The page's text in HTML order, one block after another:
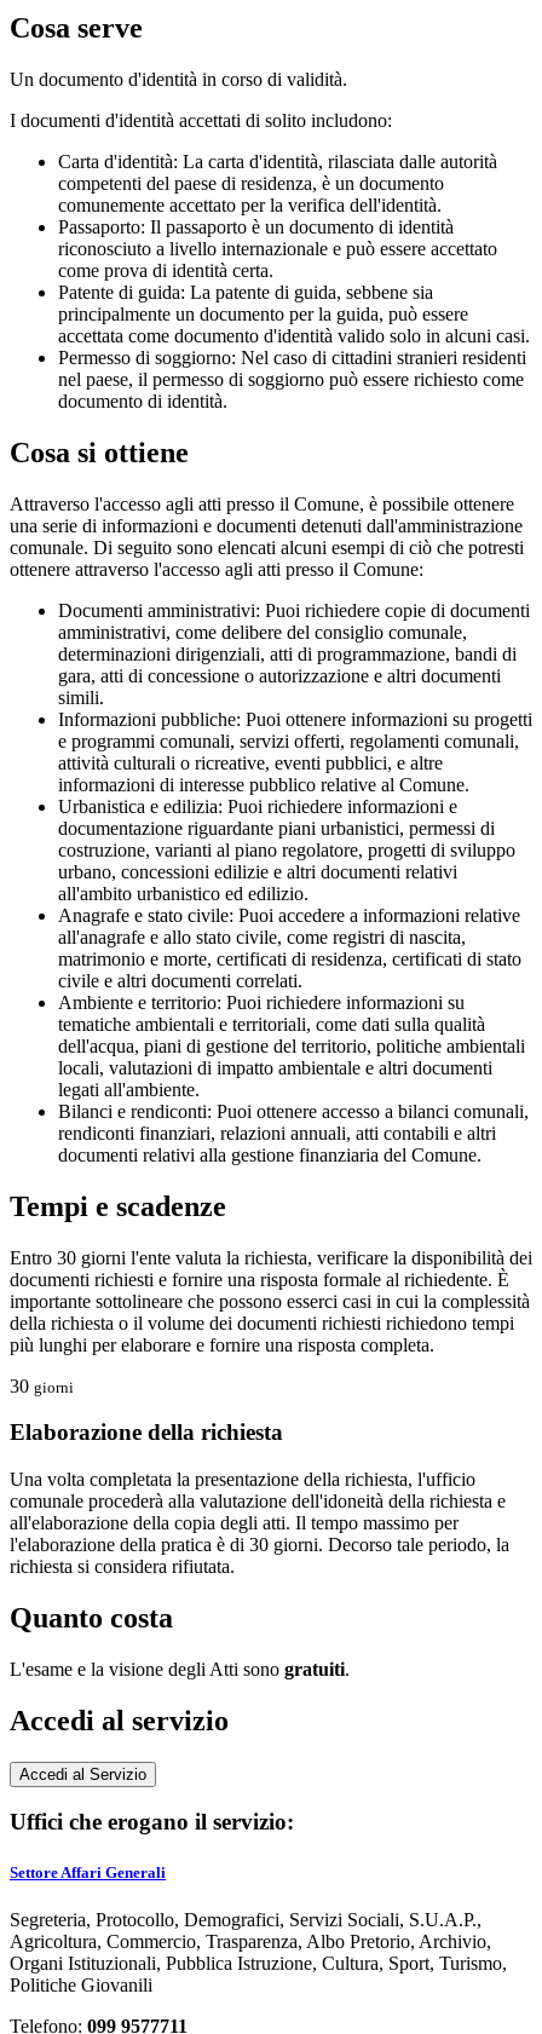
Cosa serve
Un documento d'identità in corso di validità.
I documenti d'identità accettati di solito includono:
Carta d'identità: La carta d'identità, rilasciata dalle autorità
competenti del paese di residenza, è un documento
comunemente accettato per la verifica dell'identità.
Passaporto: Il passaporto è un documento di identità
riconosciuto a livello internazionale e può essere accettato
come prova di identità certa.
Patente di guida: La patente di guida, sebbene sia
principalmente un documento per la guida, può essere
accettata come documento d'identità valido solo in alcuni casi.
Permesso di soggiorno: Nel caso di cittadini stranieri residenti
nel paese, il permesso di soggiorno può essere richiesto come
documento di identità.
Cosa si ottiene
Attraverso l'accesso agli atti presso il Comune, è possibile ottenere
una serie di informazioni e documenti detenuti dall'amministrazione
comunale. Di seguito sono elencati alcuni esempi di ciò che potresti
ottenere attraverso l'accesso agli atti presso il Comune:
Documenti amministrativi: Puoi richiedere copie di documenti
amministrativi, come delibere del consiglio comunale,
determinazioni dirigenziali, atti di programmazione, bandi di
gara, atti di concessione o autorizzazione e altri documenti
simili.
Informazioni pubbliche: Puoi ottenere informazioni su progetti
e programmi comunali, servizi offerti, regolamenti comunali,
attività culturali o ricreative, eventi pubblici, e altre
informazioni di interesse pubblico relative al Comune.
Urbanistica e edilizia: Puoi richiedere informazioni e
documentazione riguardante piani urbanistici, permessi di
costruzione, varianti al piano regolatore, progetti di sviluppo
urbano, concessioni edilizie e altri documenti relativi
all'ambito urbanistico ed edilizio.
Anagrafe e stato civile: Puoi accedere a informazioni relative
all'anagrafe e allo stato civile, come registri di nascita,
matrimonio e morte, certificati di residenza, certificati di stato
civile e altri documenti correlati.
Ambiente e territorio: Puoi richiedere informazioni su
tematiche ambientali e territoriali, come dati sulla qualità
dell'acqua, piani di gestione del territorio, politiche ambientali
locali, valutazioni di impatto ambientale e altri documenti
legati all'ambiente.
Bilanci e rendiconti: Puoi ottenere accesso a bilanci comunali,
rendiconti finanziari, relazioni annuali, atti contabili e altri
documenti relativi alla gestione finanziaria del Comune.
Tempi e scadenze
Entro 30 giorni l'ente valuta la richiesta, verificare la disponibilità dei
documenti richiesti e fornire una risposta formale al richiedente. È
importante sottolineare che possono esserci casi in cui la complessità
della richiesta o il volume dei documenti richiesti richiedono tempi
più lunghi per elaborare e fornire una risposta completa.
30 giorni
Elaborazione della richiesta
Una volta completata la presentazione della richiesta, l'ufficio
comunale procederà alla valutazione dell'idoneità della richiesta e
all'elaborazione della copia degli atti. Il tempo massimo per
l'elaborazione della pratica è di 30 giorni. Decorso tale periodo, la
richiesta si considera rifiutata.
Quanto costa
L'esame e la visione degli Atti sono gratuiti.
Accedi al servizio
Accedi al Servizio
Uffici che erogano il servizio:
Settore Affari Generali
Segreteria, Protocollo, Demografici, Servizi Sociali, S.U.A.P.,
Agricoltura, Commercio, Trasparenza, Albo Pretorio, Archivio,
Organi Istituzionali, Pubblica Istruzione, Cultura, Sport, Turismo,
Politiche Giovanili
Telefono: 099 9577711